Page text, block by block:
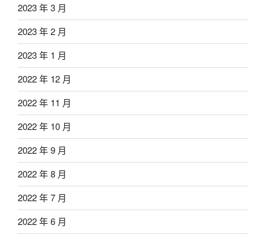
2023 年 3 月
2023 年 2 月
2023 年 1 月
2022 年 12 月
2022 年 11 月
2022 年 10 月
2022 年 9 月
2022 年 8 月
2022 年 7 月
2022 年 6 月